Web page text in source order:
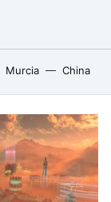
Murcia China